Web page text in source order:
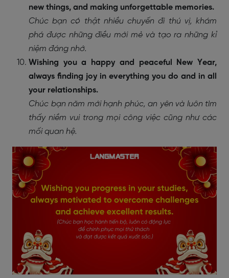
new things, and making unforgettable memories.
Chúc bạn có thật nhiều chuyến đi thú vị, khám
phá được những điều mới mẻ và tạo ra những kỉ
niệm đáng nhớ.
Wishing you a happy and peaceful New Year,
always finding joy in everything you do and in all
your relationships.
Chúc bạn năm mới hạnh phúc, an yên và luôn tìm
thấy niềm vui trong mọi công việc cũng như các
mối quan hệ.